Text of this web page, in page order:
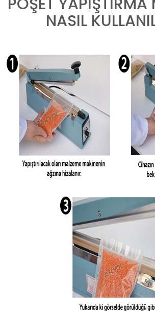
POŞET YAPIŞTIRMA
NASIL